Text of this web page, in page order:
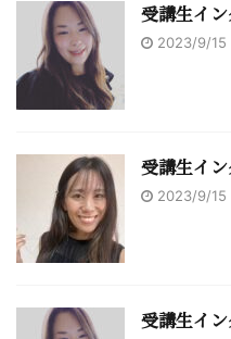
受講生イ
2023/9/15
受講生イ
2023/9/15
受講生イ